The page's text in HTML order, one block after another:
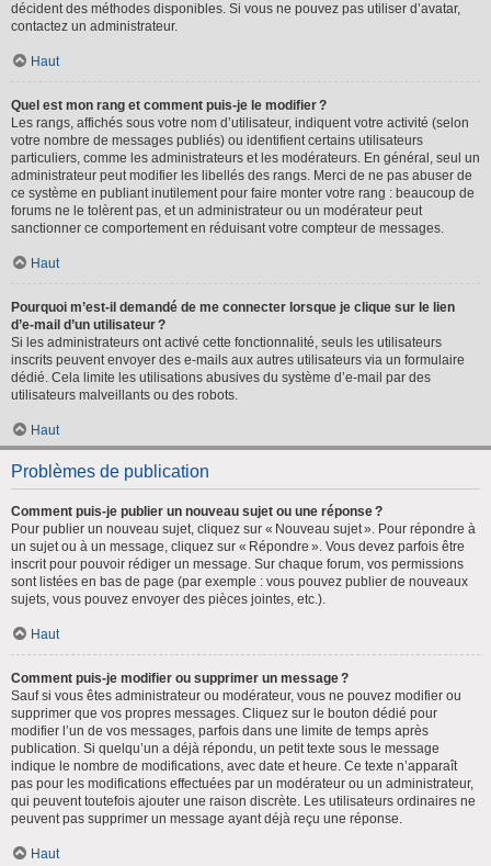
décident des méthodes disponibles. Si vous ne pouvez pas utiliser d’avatar,
contactez un administrateur.
Haut
Quel est mon rang et comment puis-je le modifier ?
Les rangs, affichés sous votre nom d’utilisateur, indiquent votre activité (selon
votre nombre de messages publiés) ou identifient certains utilisateurs
particuliers, comme les administrateurs et les modérateurs. En général, seul un
administrateur peut modifier les libellés des rangs. Merci de ne pas abuser de
ce système en publiant inutilement pour faire monter votre rang : beaucoup de
forums ne le tolèrent pas, et un administrateur ou un modérateur peut
sanctionner ce comportement en réduisant votre compteur de messages.
Haut
Pourquoi m’est-il demandé de me connecter lorsque je clique sur le lien
d’e-mail d’un utilisateur ?
Si les administrateurs ont activé cette fonctionnalité, seuls les utilisateurs
inscrits peuvent envoyer des e-mails aux autres utilisateurs via un formulaire
dédié. Cela limite les utilisations abusives du système d’e-mail par des
utilisateurs malveillants ou des robots.
Haut
Problèmes de publication
Comment puis-je publier un nouveau sujet ou une réponse ?
Pour publier un nouveau sujet, cliquez sur « Nouveau sujet ». Pour répondre à
un sujet ou à un message, cliquez sur « Répondre ». Vous devez parfois être
inscrit pour pouvoir rédiger un message. Sur chaque forum, vos permissions
sont listées en bas de page (par exemple : vous pouvez publier de nouveaux
sujets, vous pouvez envoyer des pièces jointes, etc.).
Haut
Comment puis-je modifier ou supprimer un message ?
Sauf si vous êtes administrateur ou modérateur, vous ne pouvez modifier ou
supprimer que vos propres messages. Cliquez sur le bouton dédié pour
modifier l’un de vos messages, parfois dans une limite de temps après
publication. Si quelqu’un a déjà répondu, un petit texte sous le message
indique le nombre de modifications, avec date et heure. Ce texte n’apparaît
pas pour les modifications effectuées par un modérateur ou un administrateur,
qui peuvent toutefois ajouter une raison discrète. Les utilisateurs ordinaires ne
peuvent pas supprimer un message ayant déjà reçu une réponse.
Haut